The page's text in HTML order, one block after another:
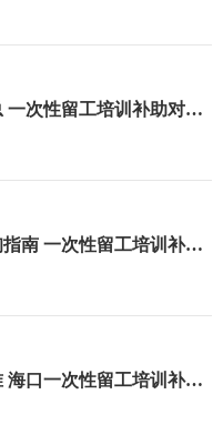
海口一次性留工培训补助对象汇总 一次性留工培训补助对象有哪些
海口一次性留工培训补助名单查询指南 一次性留工培训补助名单查询流程
2022海口一次性留工培训补助标准 海口一次性留工培训补助多少钱